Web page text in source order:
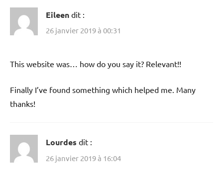
Eileen dit :
26 janvier 2019 à 00:31
This website was… how do you say it? Relevant!!
Finally I’ve found something which helped me. Many
thanks!
Lourdes dit :
26 janvier 2019 à 16:04